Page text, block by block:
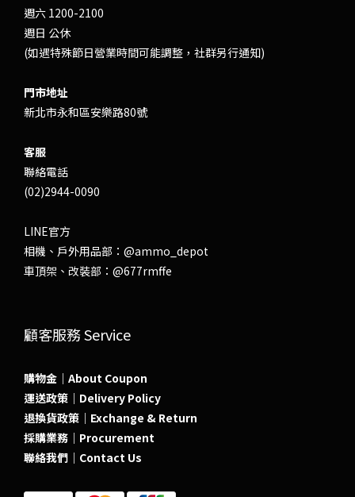
週六 1200-2100
週日 公休
(如遇特殊節日營業時間可能調整，社群另行通知)
門市地址
新北市永和區安樂路80號
客服
聯絡電話
(02)2944-0090
LINE官方
相機、戶外用品部： @ammo_depot
車頂架、改裝部： @677rmffe
顧客服務 Service
購物金｜About Coupon
運送政策｜Delivery Policy
退換貨政策｜Exchange & Return
採購業務｜Procurement
聯絡我們｜Contact Us